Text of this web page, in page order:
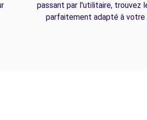
passant par l'utilitaire, trouvez
parfaitement adapté à votre